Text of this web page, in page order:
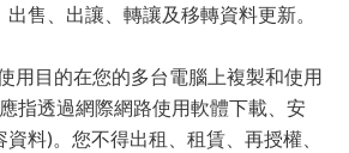
售、出讓、轉讓及移轉資料更新。
用目的在您的多台電腦上複製和使用
指透過網際網路使用軟體下載、安
料)。您不得出租、租賃、再授權、